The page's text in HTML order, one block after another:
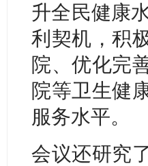
升全民健康
利契机，积
院、优化完
院等卫生健
服务水平。
会议还研究